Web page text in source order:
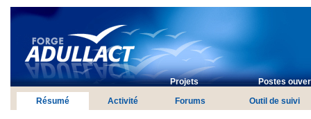
Projets Postes
Résumé Activité Forums Outil de suivi